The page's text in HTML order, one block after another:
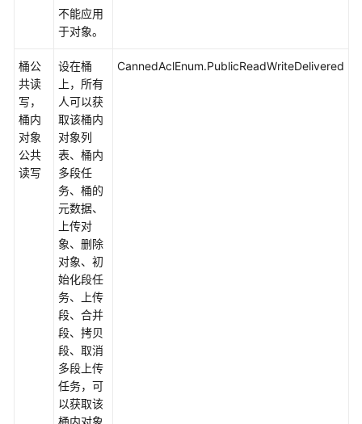
ACL
桶
策
略
获
桶
位
置
获
取
桶
存
量
信
息
不能应用
于对象。
桶公
共读
写，
桶内
对象
公共
读写
设在桶
上，所有
人可以获
取该桶内
对象列
表、桶内
多段任
务、桶的
元数据、
上传对
象、删除
对象、初
始化段任
务、上传
段、合并
段、拷贝
段、取消
多段上传
任务，可
以获取该
桶内对象
CannedAclEnum.PublicReadWriteDelivered